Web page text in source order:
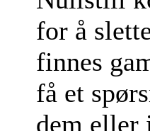
for å
finnes
få et
dem eller